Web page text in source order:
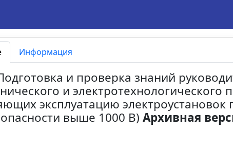
Информация
и проверка знаний
и электротехнологического
эксплуатацию электроустановок
выше 1000 В) Архивная